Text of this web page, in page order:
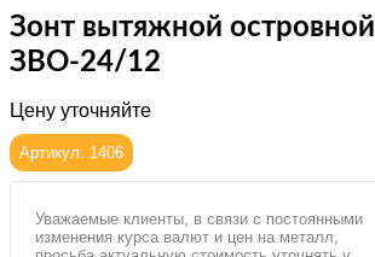
Зонт вытяжной островной
ЗВО-24/12
Цену уточняйте
Артикул: 1406
Уважаемые клиенты, в связи с постоянными
изменения курса валют и цен на металл,